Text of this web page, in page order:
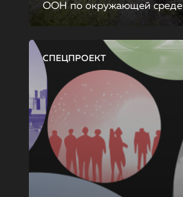
ООН по окружающей среде
СПЕЦПРОЕКТ